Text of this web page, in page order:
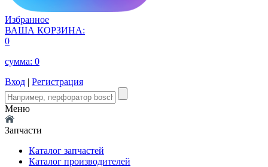
Избранное
ВАША КОРЗИНА:
0
сумма: 0
Вход | Регистрация
Меню
Запчасти
Каталог запчастей
Каталог производителей